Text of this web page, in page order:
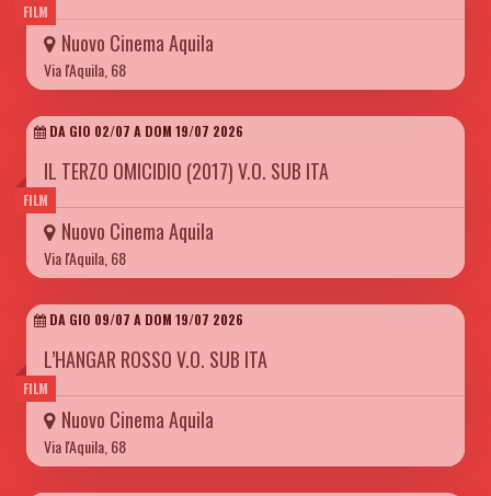
FILM
Nuovo Cinema Aquila
Via l'Aquila, 68
FILM
DA GIO 02/07 A DOM 19/07 2026
IL TERZO OMICIDIO (2017) V.O. SUB ITA
Nuovo Cinema Aquila
Via l'Aquila, 68
FILM
DA GIO 09/07 A DOM 19/07 2026
L’HANGAR ROSSO V.O. SUB ITA
Nuovo Cinema Aquila
Via l'Aquila, 68